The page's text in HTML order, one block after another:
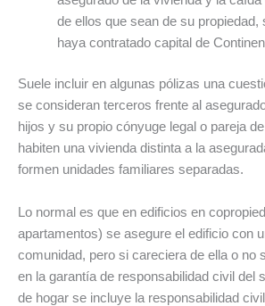
de ellos que sean de su propiedad,
haya contratado capital de
Suele incluir en algunas pólizas una
se consideran terceros frente al
hijos y su propio cónyuge legal o pareja
habiten una vivienda distinta a la
formen unidades familiares separadas.
Lo normal es que en edificios en
apartamentos) se asegure el edificio con
comunidad, pero si careciera de ella o no
en la garantía de responsabilidad civil del
de hogar se incluye la responsabilidad